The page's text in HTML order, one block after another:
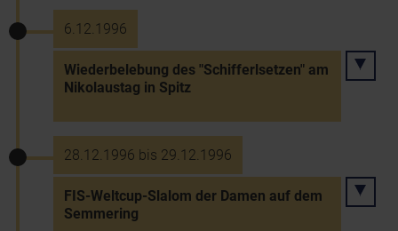
6.12.1996
Wiederbelebung des "Schifferlsetzen" am
Nikolaustag in Spitz
28.12.1996 bis 29.12.1996
FIS-Weltcup-Slalom der Damen auf dem
Semmering